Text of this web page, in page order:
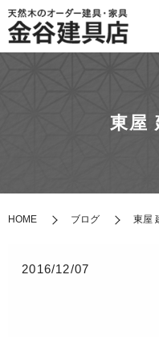
東屋
HOME ブログ 東屋
2016/12/07